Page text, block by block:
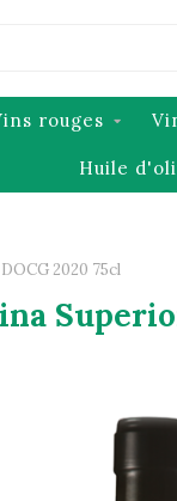
rouges
Huile
2020 75cl